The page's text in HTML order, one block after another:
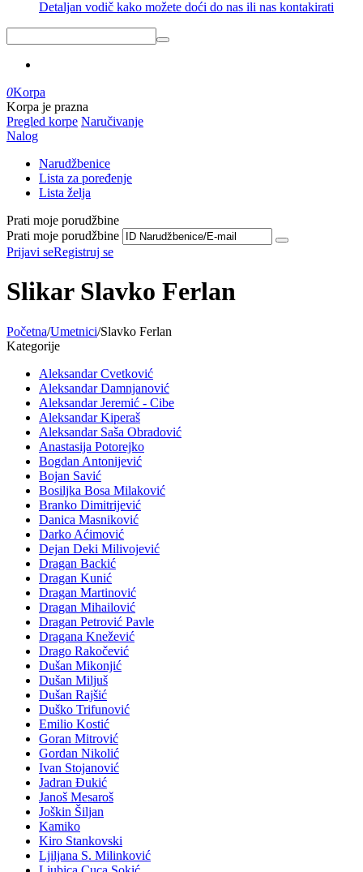
Detaljan vodič kako možete doći do nas ili nas kontakirati
0Korpa
Korpa je prazna
Pregled korpe Naručivanje
Nalog
Narudžbenice
Lista za poređenje
Lista želja
Prati moje porudžbine
Prati moje porudžbine
Prijavi seRegistruj se
Slikar Slavko Ferlan
Početna/Umetnici/Slavko Ferlan
Kategorije
Aleksandar Cvetković
Aleksandar Damnjanović
Aleksandar Jeremić - Cibe
Aleksandar Kiperaš
Aleksandar Saša Obradović
Anastasija Potorejko
Bogdan Antonijević
Bojan Savić
Bosiljka Bosa Milaković
Branko Dimitrijević
Danica Masniković
Darko Aćimović
Dejan Deki Milivojević
Dragan Backić
Dragan Kunić
Dragan Martinović
Dragan Mihailović
Dragan Petrović Pavle
Dragana Knežević
Drago Rakočević
Dušan Mikonjić
Dušan Miljuš
Dušan Rajšić
Duško Trifunović
Emilio Kostić
Goran Mitrović
Gordan Nikolić
Ivan Stojanović
Jadran Đukić
Janoš Mesaroš
Joškin Šiljan
Kamiko
Kiro Stankovski
Ljiljana S. Milinković